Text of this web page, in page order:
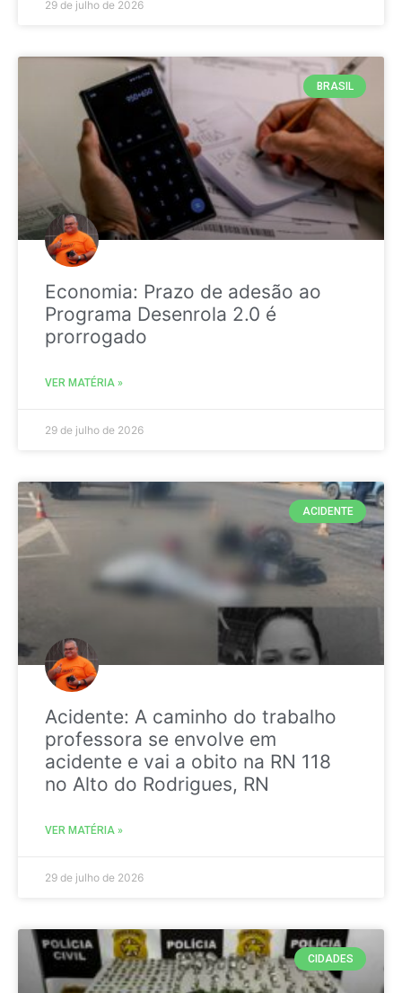
29 de julho de 2026
BRASIL
Economia: Prazo de adesão ao
Programa Desenrola 2.0 é
prorrogado
VER MATÉRIA »
29 de julho de 2026
ACIDENTE
Acidente: A caminho do trabalho
professora se envolve em
acidente e vai a obito na RN 118
no Alto do Rodrigues, RN
VER MATÉRIA »
29 de julho de 2026
CIDADES